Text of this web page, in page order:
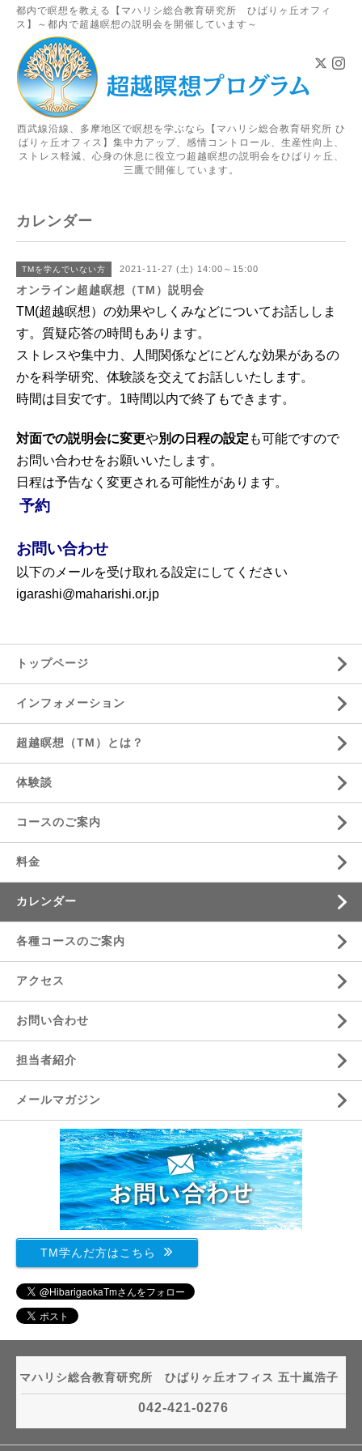
都内で瞑想を教える【マハリシ総合教育研究所 ひばりヶ丘オフィ
ス】～都内で超越瞑想の説明会を開催しています～
西武線沿線、多摩地区で瞑想を学ぶなら【マハリシ総合教育研究所 ひ
ばりヶ丘オフィス】集中力アップ、感情コントロール、生産性向上、
ストレス軽減、心身の休息に役立つ超越瞑想の説明会をひばりヶ丘、
三鷹で開催しています。
カレンダー
TMを学んでいない方 2021-11-27 (土) 14:00～15:00
オンライン超越瞑想（TM）説明会
TM(超越瞑想）の効果やしくみなどについてお話ししま
す。 質疑応答の時間もあります。
ストレスや集中力、人間関係などにどんな効果があるの
かを科学研究、体験談を交えてお話しいたします。
時間は目安です。1時間以内で終了もできます。
対面での説明会に変更や別の日程の設定 も可能ですので
お問い合わせをお願いいたします。
日程は予告なく変更される可能性があります。
予約
お問い合わせ
以下のメールを受け取れる設定にしてください
igarashi@maharishi.or.jp
トップページ
インフォメーション
超越瞑想（TM）とは？
体験談
コースのご案内
料金
カレンダー
各種コースのご案内
アクセス
お問い合わせ
担当者紹介
メールマガジン
TM学んだ方はこちら
マハリシ総合教育研究所 ひばりヶ丘オフィス 五十嵐浩子
042-421-0276